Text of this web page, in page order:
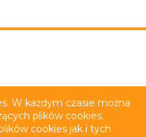
prywatności
W każdym czasie można
plików cookies.
cookies jak i tych